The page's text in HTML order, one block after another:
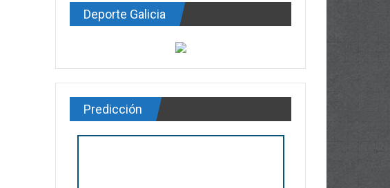
Deporte Galicia
Predicción